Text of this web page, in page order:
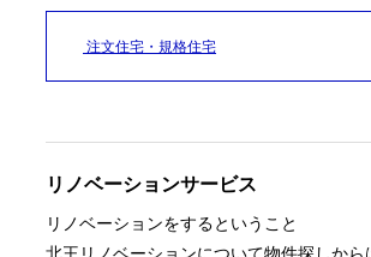
注文住宅・規格住宅
リノベーションサービス
リノベーションをするということ